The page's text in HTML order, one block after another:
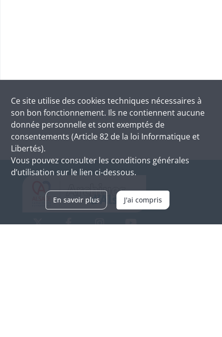
Ce site utilise des cookies techniques nécessaires à
son bon fonctionnement. Ils ne contiennent aucune
donnée personnelle et sont exemptés de
consentements (Article 82 de la loi Informatique et
Libertés).
Vous pouvez consulter les conditions générales
d’utilisation sur le lien ci-dessous.
En savoir plus J'ai compris